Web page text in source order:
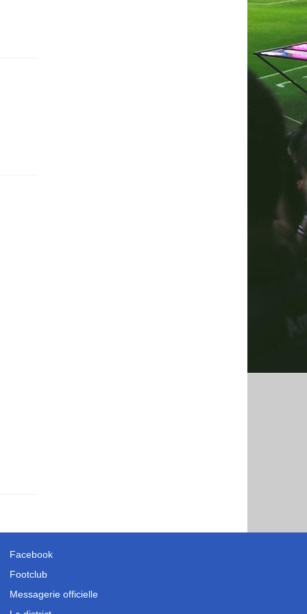
Facebook
Footclub
Messagerie officielle